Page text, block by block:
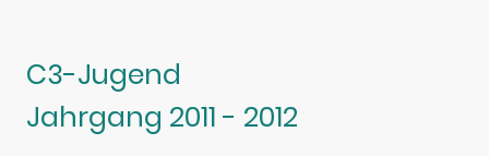
C3-Jugend
Jahrgang 2011 - 2012